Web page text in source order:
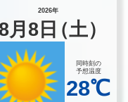
2026年
月8 日（土）
同時刻の
予想温度
28℃